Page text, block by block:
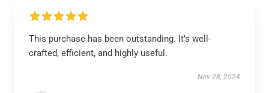
This purchase has been outstanding. It’s well-
crafted, efficient, and highly useful.
Nov 28, 2024